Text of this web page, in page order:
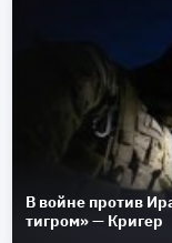
В войне против
тигром» — Кригер